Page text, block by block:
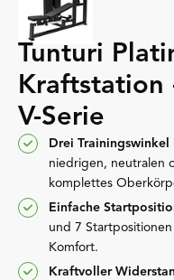
Tunturi
Kraftstation
V-Serie
Drei Trainingswinkel
niedrigen, neutralen
komplettes
Einfache
und 7
Komfort.
Kraftvoller